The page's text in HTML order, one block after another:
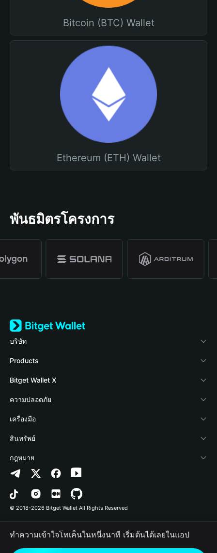
Bitcoin (BTC) Wallet
Ethereum (ETH) Wallet
พันธมิตรโครงการ
บริษัท
เกี่ยวกับ Bitget Wallet
Blog
Academy
ข่าวสารด้านคริปโต
ศูนย์ช่วยเหลือ
ติดต่อเรา
ทรัพยากรข้อมูลของแบรนด์
อาชีพ
Products
Crypto Card
Stablecoin Earn
Payfi Crypto
Crypto Swap API
Altcoin Season Index
Prediction Markets
DApp
RWA
Bitget Wallet X
นักพัฒนา
เชื่อมต่อ Wallet
Bitget Wallet Pay
ลิสต์โปรเจกต์
ความปลอดภัย
Protection Fund
เทคโนโลยีความปลอดภัย
เครื่องมือ
ซื้อคริปโต
การตรวจจับการอนุญาต
การตรวจจับสัญญา
การโอนเป็นชุด
สินทรัพย์
Arbitrum
Avalanche
Bitcoin
Polygon
กฎหมาย
นโยบายความเป็นส่วนตัว
ข้อตกลงในการใช้บริการ
© 2018-2026 Bitget Wallet All Rights Reserved
ทำความเข้าใจโทเค็นในหนึ่งนาที เริ่มต้นได้เลยในแอป